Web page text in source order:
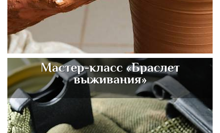
Мастер-класс «Браслет
выживания»